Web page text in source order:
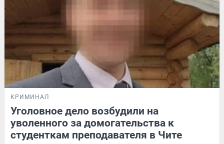
КРИМИНАЛ
Уголовное дело возбудили на
уволенного за домогательства к
студенткам преподавателя в Чите